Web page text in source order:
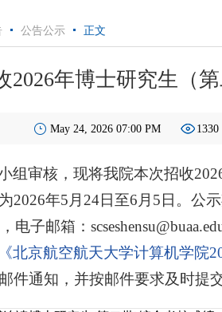
公告公示 正文
2026年博士研究生（
May 24, 2026 07:00 PM 1330
组审核，现将我院本次招收
2026年5月24日至6月5日。公
子邮箱：
《北京航空航天大学计算机学院
件通知，并按邮件要求及时提